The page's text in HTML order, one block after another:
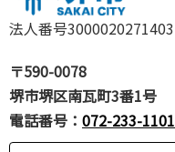
法人番号3000020271403
〒590-0078
堺市堺区南瓦町3番1号
電話番号： 072-233-1101